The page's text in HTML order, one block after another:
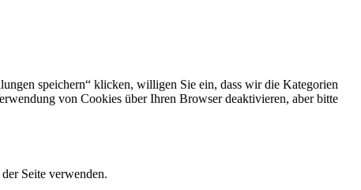
speichern“ klicken, willigen Sie ein, dass wir die Kategorien
von Cookies über Ihren Browser deaktivieren, aber bitte
Seite verwenden.